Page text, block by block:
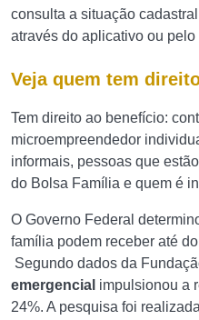
consulta a situação
através do aplicativo ou
Veja quem tem
Tem direito ao benefício:
microempreendedor
informais, pessoas que
do Bolsa Família e quem é
O Governo Federal
família podem receber até
Segundo dados da
emergencial impulsionou a
24%. A pesquisa foi